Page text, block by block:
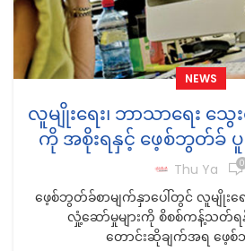
NEWS
လူမျိုးရေး၊ ဘာသာရေး သွေ
ကို အစိုးရနှင့် ဖေ့စ်ဘွတ်ခ် ပူ
Thu Ya 0
ဖေ့စ်ဘွတ်ခ်စာမျက်နှာပေါ်တွင် လူမျိုးရ
လှုံ့ဆော်မှုများကို စိစစ်ကန့်သတ်ရ
တောင်းဆိုချက်အရ ဖေ့